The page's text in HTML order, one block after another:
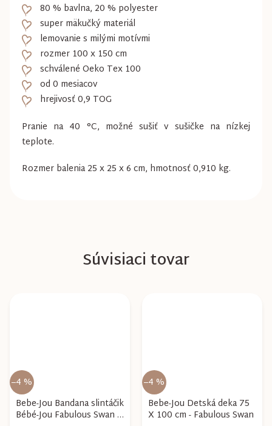
Súvisiaci tovar
–4 %
Bebe-Jou Bandana slintáčik
Bébé-Jou Fabulous Swan 2
–4 %
Bebe-Jou Detská deka 75
X 100 cm - Fabulous Swan
80 % bavlna, 20 % polyester
super mäkučký materiál
lemovanie s milými motívmi
rozmer 100 x 150 cm
schválené Oeko Tex 100
od 0 mesiacov
hrejivosť 0,9 TOG
Pranie na 40 °C, možné sušiť v sušičke na nízkej
teplote.
Rozmer balenia 25 x 25 x 6 cm, hmotnosť 0,910 kg.